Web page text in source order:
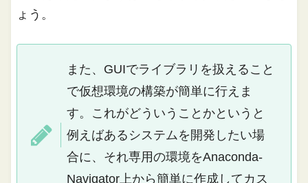
ょう。
また、GUIでライブラリを扱えること
で仮想環境の構築が簡単に行えま
す。これがどういうことかというと
例えばあるシステムを開発したい場
合に、それ専用の環境をAnaconda-
Navigator上から簡単に作成してカス